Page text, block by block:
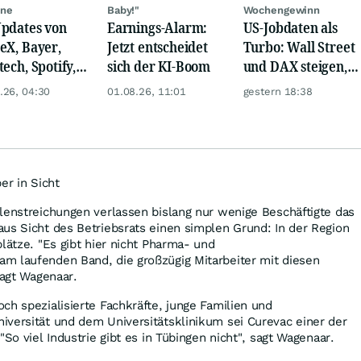
von
Bayer,
Spotify,
Continental,
04:30
Baby!"
Earnings-Alarm:
Jetzt entscheidet
sich der KI-Boom
01.08.26, 11:01
Wochengewinn
US-Jobdaten als
Turbo: Wall Street
und DAX steigen,
Gold glänzt
gestern 18:38
in Sicht
verlassen bislang nur wenige Beschäftigte das
Sicht des Betriebsrats einen simplen Grund: In der Region
"Es gibt hier nicht Pharma- und
laufenden Band, die großzügig Mitarbeiter mit diesen
Wagenaar.
spezialisierte Fachkräfte, junge Familien und
und dem Universitätsklinikum sei Curevac einer der
viel Industrie gibt es in Tübingen nicht", sagt Wagenaar.